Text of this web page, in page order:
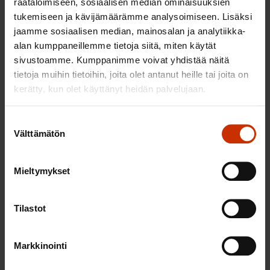
tukemiseen ja kävijämäärämme analysoimiseen. Lisäksi
jaamme sosiaalisen median, mainosalan ja analytiikka-
alan kumppaneillemme tietoja siitä, miten käytät
sivustoamme. Kumppanimme voivat yhdistää näitä
tietoja muihin tietoihin, joita olet antanut heille tai joita on
kerätty, kun olet käyttänyt heidän palvelujaan.
valinta
Välttämätön
Mieltymykset
Tilastot
Markkinointi
Tulevat tapahtumat
SAK:n kulttuuriapurahojen haku
1.-31.8.2026
SAK:n hallituksen kokous elokuu 2026
SAK:n kulttuuriapurahojen haku vuodelle
2027
Katso lisätiedot